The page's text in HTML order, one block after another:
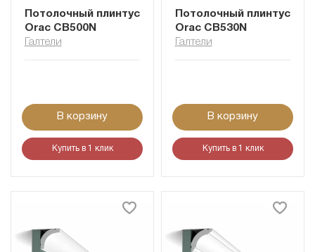
Потолочный плинтус
Orac CB500N
Галтели
В корзину
Купить в 1 клик
Потолочный плинтус
Orac CB530N
Галтели
В корзину
Купить в 1 клик